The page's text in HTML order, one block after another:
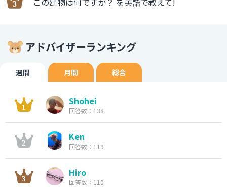
アドバイザーランキング
週間 月間 総合
Shohei
回答数：138
Ken
回答数：119
Hiro
回答数：110